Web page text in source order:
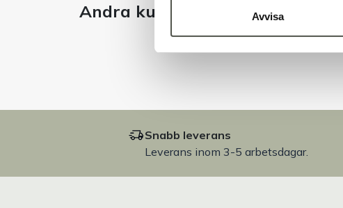
Avvisa
Andra kunder tittade även på
Snabb leverans
Leverans inom 3-5 arbetsdagar.